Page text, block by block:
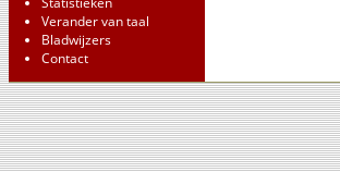
Verander van taal
Bladwijzers
Contact